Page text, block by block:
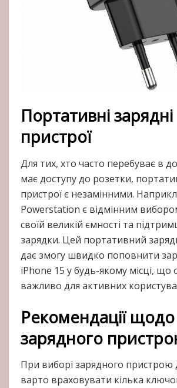
Портативні зарядні
пристрої
Для тих, хто часто перебуває в
має доступу до розетки,
пристрої є незамінними.
Powerstation є відмінним
своїй великій ємності та
зарядки. Цей портативний
дає змогу швидко поповнити
iPhone 15 у будь-якому місці, що
важливо для активних
Рекомендації
зарядного
При виборі зарядного пристрою
варто враховувати кілька